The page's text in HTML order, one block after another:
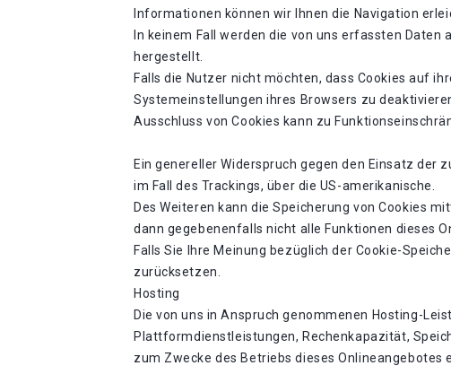
Informationen können wir Ihnen die Navigation
In keinem Fall werden die von uns erfassten
hergestellt.
Falls die Nutzer nicht möchten, dass Cookies auf
Systemeinstellungen ihres Browsers zu
Ausschluss von Cookies kann zu
Ein genereller Widerspruch gegen den Einsatz der
im Fall des Trackings, über die US-amerikanische.
Des Weiteren kann die Speicherung von Cookies
dann gegebenenfalls nicht alle Funktionen dieses
Falls Sie Ihre Meinung bezüglich der Cookie-
zurücksetzen.
Hosting
Die von uns in Anspruch genommenen Hosting-
Plattformdienstleistungen, Rechenkapazität,
zum Zwecke des Betriebs dieses Onlineangebotes